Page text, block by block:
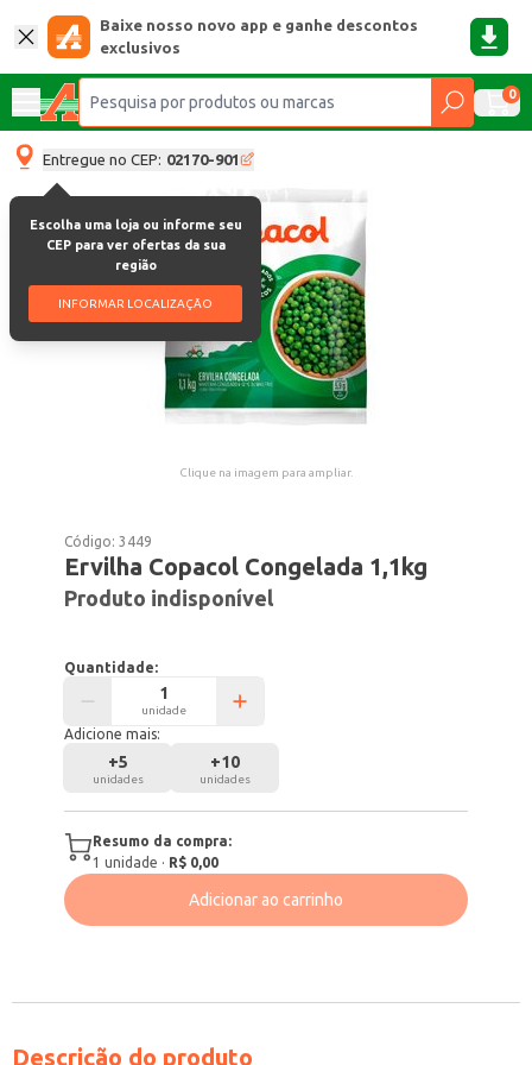
Baixe nosso novo app e ganhe descontos
exclusivos
0
Entregue no CEP: 02170-901
Escolha uma loja ou informe seu
CEP para ver ofertas da sua
região
INFORMAR LOCALIZAÇÃO
Clique na imagem para ampliar.
Código:3449
Ervilha Copacol Congelada 1,1kg
Produto indisponível
Quantidade:
unidade
Adicione mais:
+5
unidades
+10
unidades
Resumo da compra:
1 unidade · R$ 0,00
Adicionar ao carrinho
Descrição do produto